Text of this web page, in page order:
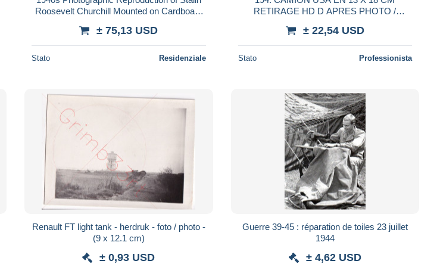
Roosevelt Churchill Mounted on Cardboard
± 75,13 USD
Stato Residenziale
RETIRAGE HD D APRES PHOTO /
± 22,54 USD
Stato Professionista
Renault FT light tank - herdruk - foto / photo -
(9 x 12.1 cm)
± 0,93 USD
Guerre 39-45 : réparation de toiles 23 juillet
1944
± 4,62 USD